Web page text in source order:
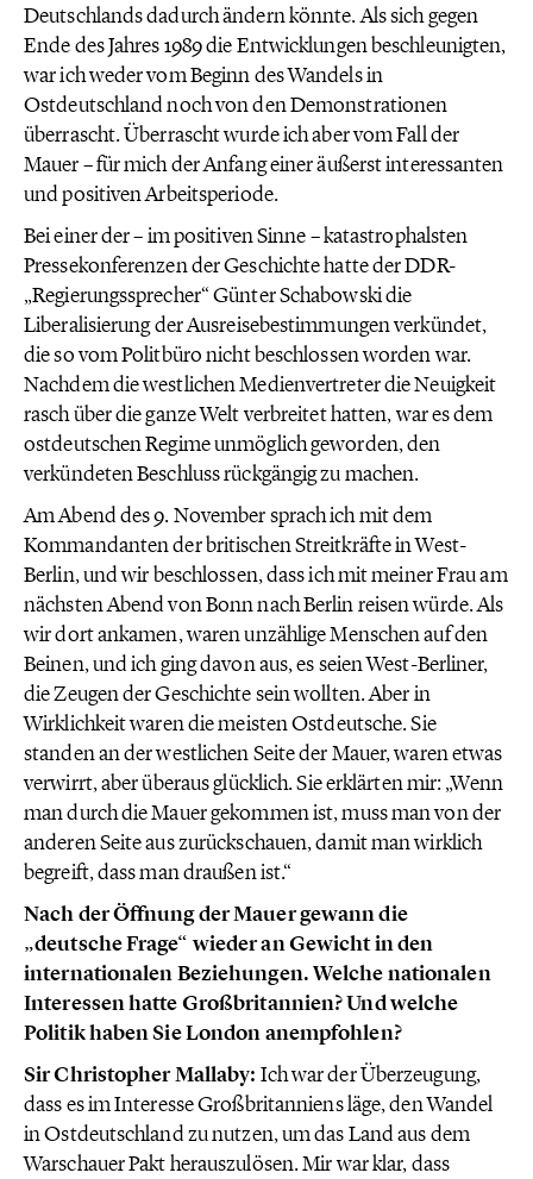
Deutschlands dadurch ändern könnte. Als sich gegen
Ende des Jahres 1989 die Entwicklungen beschleunigten,
war ich weder vom Beginn des Wandels in
Ostdeutschland noch von den Demonstrationen
überrascht. Überrascht wurde ich aber vom Fall der
Mauer – für mich der Anfang einer äußerst interessanten
und positiven Arbeitsperiode.
Bei einer der – im positiven Sinne – katastrophalsten
Pressekonferenzen der Geschichte hatte der DDR-
„Regierungssprecher“ Günter Schabowski die
Liberalisierung der Ausreisebestimmungen verkündet,
die so vom Politbüro nicht beschlossen worden war.
Nachdem die westlichen Medienvertreter die Neuigkeit
rasch über die ganze Welt verbreitet hatten, war es dem
ostdeutschen Regime unmöglich geworden, den
verkündeten Beschluss rückgängig zu machen.
Am Abend des 9. November sprach ich mit dem
Kommandanten der britischen Streitkräfte in West-
Berlin, und wir beschlossen, dass ich mit meiner Frau am
nächsten Abend von Bonn nach Berlin reisen würde. Als
wir dort ankamen, waren unzählige Menschen auf den
Beinen, und ich ging davon aus, es seien West-Berliner,
die Zeugen der Geschichte sein wollten. Aber in
Wirklichkeit waren die meisten Ostdeutsche. Sie
standen an der westlichen Seite der Mauer, waren etwas
verwirrt, aber überaus glücklich. Sie erklärten mir: „Wenn
man durch die Mauer gekommen ist, muss man von der
anderen Seite aus zurückschauen, damit man wirklich
begreift, dass man draußen ist.“
Nach der Öffnung der Mauer gewann die
„deutsche Frage“ wieder an Gewicht in den
internationalen Beziehungen. Welche nationalen
Interessen hatte Großbritannien? Und welche
Politik haben Sie London anempfohlen?
Sir Christopher Mallaby: Ich war der Überzeugung,
dass es im Interesse Großbritanniens läge, den Wandel
in Ostdeutschland zu nutzen, um das Land aus dem
Warschauer Pakt herauszulösen. Mir war klar, dass